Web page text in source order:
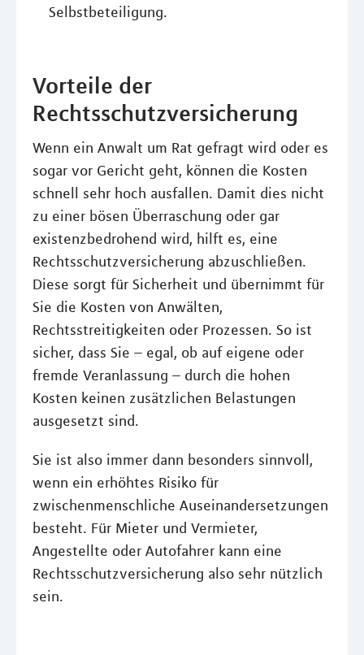
Selbstbeteiligung.
Vorteile der
Rechtsschutzversicherung
Wenn ein Anwalt um Rat gefragt wird oder es
sogar vor Gericht geht, können die Kosten
schnell sehr hoch ausfallen. Damit dies nicht
zu einer bösen Überraschung oder gar
existenzbedrohend wird, hilft es, eine
Rechtsschutzversicherung abzuschließen.
Diese sorgt für Sicherheit und übernimmt für
Sie die Kosten von Anwälten,
Rechtsstreitigkeiten oder Prozessen. So ist
sicher, dass Sie – egal, ob auf eigene oder
fremde Veranlassung – durch die hohen
Kosten keinen zusätzlichen Belastungen
ausgesetzt sind.
Sie ist also immer dann besonders sinnvoll,
wenn ein erhöhtes Risiko für
zwischenmenschliche Auseinandersetzungen
besteht. Für Mieter und Vermieter,
Angestellte oder Autofahrer kann eine
Rechtsschutzversicherung also sehr nützlich
sein.